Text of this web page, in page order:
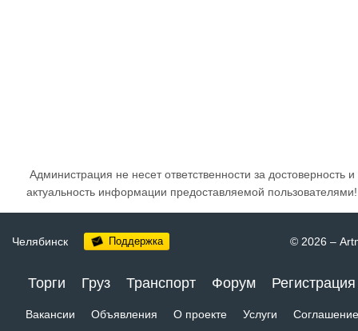
Администрация не несет ответственности за достоверность и
актуальность информации предоставляемой пользователями!
Челябинск Поддержка © 2026 –
Торги Груз Транспорт Форум Регистрация
Вакансии Объявления О проекте Услуги Соглашение